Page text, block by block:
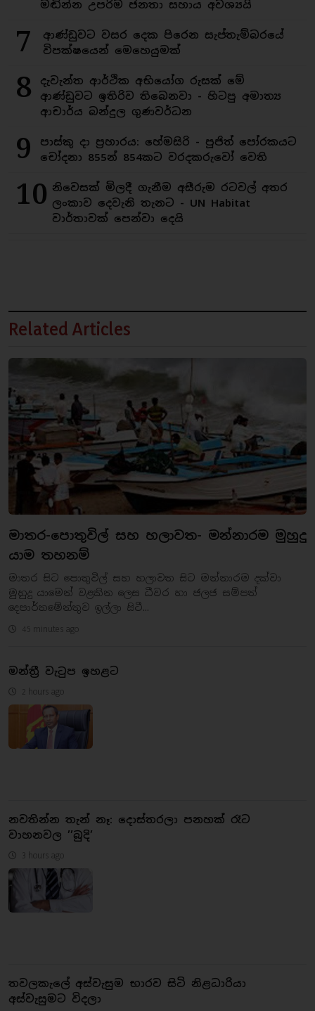
මඬින්න උපරිම ජනතා සහාය අවශ්‍යයි
7
ආණ්ඩුවට වසර දෙක පිරෙන සැප්තැම්බරයේ
විපක්ෂයෙන් මෙහෙයුමක්
8
දැවැන්ත ආර්ථික අභියෝග රුසක් මේ
ආණ්ඩුවට ඉතිරිව තිබෙනවා - හිටපු අමාත්‍ය
ආචාර්ය බන්දුල ගුණවර්ධන
9
පාස්කු දා ප්‍රහාරය: හේමසිරි - පූජිත් පෝරකයට
චෝදනා 855න් 854කට වරදකරුවෝ වෙති
10 නිවෙසක් මිලදී ගැනීම අසීරුම රටවල් අතර
ලංකාව දෙවැනි තැනට - UN Habitat
වාර්තාවක් පෙන්වා දෙයි
Related Articles
මාතර-පොතුවිල් සහ හලාවත- මන්නාරම මුහුදු
යාම තහනම්
මාතර සිට පොතුවිල් සහ හලාවත සිට මන්නාරම දක්වා
මුහුදු යාමෙන් වළකින ලෙස ධීවර හා ජලජ සම්පත්
දෙපාර්තමේන්තුව ඉල්ලා සිටී...
45 minutes ago
මන්ත්‍රී වැටුප ඉහළට
2 hours ago
නවතින්න තැන් නෑ: දොස්තරලා පනහක් රෑට
වාහනවල ’’බුදි’
3 hours ago
තවලකැලේ අස්වැසුම භාරව සිටි නිළධාරියා
අස්වැසුමට විදලා